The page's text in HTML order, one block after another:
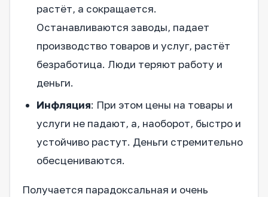
растёт, а сокращается.
Останавливаются заводы, падает
производство товаров и услуг, растёт
безработица. Люди теряют работу и
деньги.
Инфляция: При этом цены на товары и
услуги не падают, а, наоборот, быстро и
устойчиво растут. Деньги стремительно
обесцениваются.
Получается парадоксальная и очень